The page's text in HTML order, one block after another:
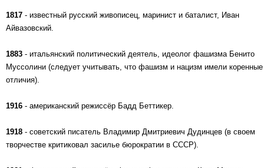
1817 - известный русский живописец, маринист и баталист, Иван
Айвазовский.
1883 - итальянский политический деятель, идеолог фашизма Бенито
Муссолини (следует учитывать, что фашизм и нацизм имели коренные
отличия).
1916 - американский режиссёр Бадд Беттикер.
1918 - советский писатель Владимир Дмитриевич Дудинцев (в своем
творчестве критиковал засилье бюрократии в СССР).